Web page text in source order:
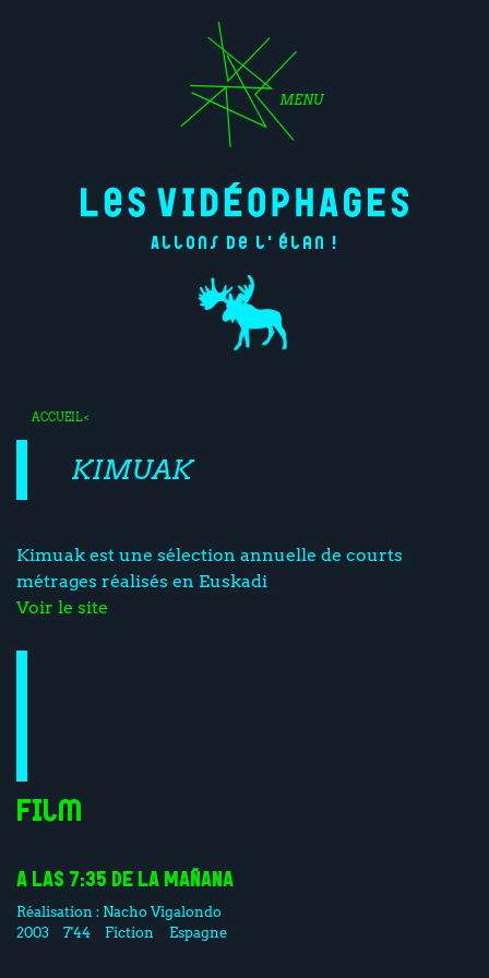
MENU
Allons de l'élan !
ACCUEIL<
KIMUAK
Kimuak est une sélection annuelle de courts
métrages réalisés en Euskadi
Voir le site
Film
A LAS 7:35 DE LA MAÑANA
Réalisation : Nacho Vigalondo
2003
7'44 Fiction Espagne